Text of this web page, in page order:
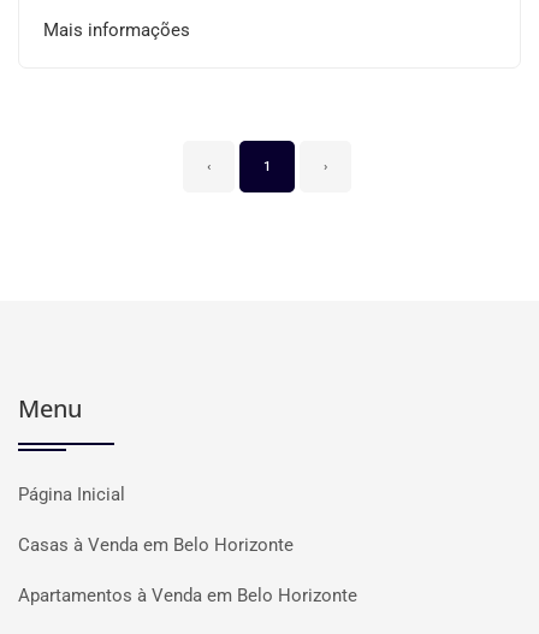
Mais informações
‹ 1 ›
Menu
Página Inicial
Casas à Venda em Belo Horizonte
Apartamentos à Venda em Belo Horizonte